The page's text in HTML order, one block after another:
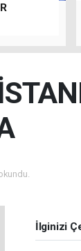
İlginizi